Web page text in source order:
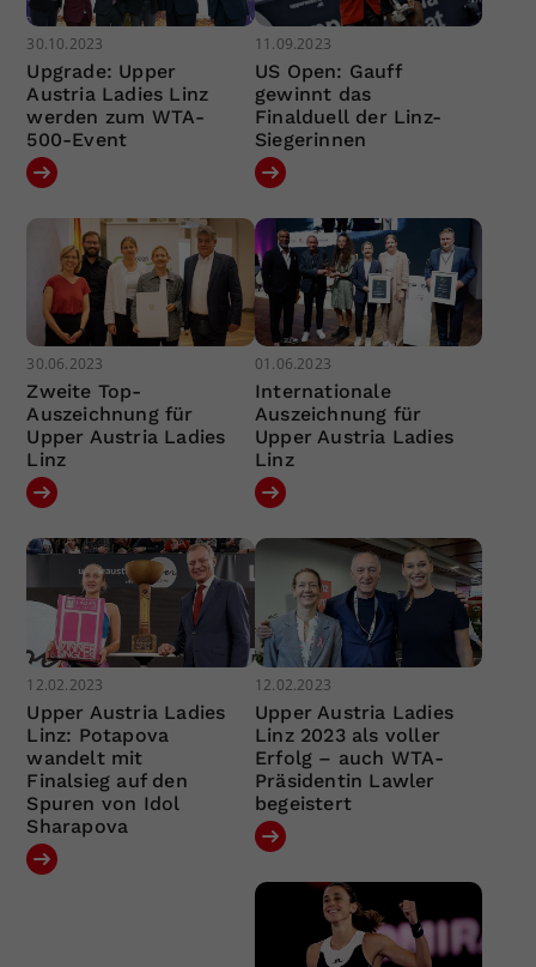
30.10.2023
Upgrade: Upper
Austria Ladies Linz
werden zum WTA-
500-Event
11.09.2023
US Open: Gauff
gewinnt das
Finalduell der Linz-
Siegerinnen
30.06.2023
Zweite Top-
Auszeichnung für
Upper Austria Ladies
Linz
01.06.2023
Internationale
Auszeichnung für
Upper Austria Ladies
Linz
12.02.2023
Upper Austria Ladies
Linz: Potapova
wandelt mit
Finalsieg auf den
Spuren von Idol
Sharapova
12.02.2023
Upper Austria Ladies
Linz 2023 als voller
Erfolg – auch WTA-
Präsidentin Lawler
begeistert